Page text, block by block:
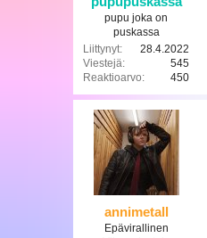
pupu joka on
puskassa
Liittynyt
28.4.2022
Viestejä
545
Reaktioarvo
450
annimetall
Epävirallinen